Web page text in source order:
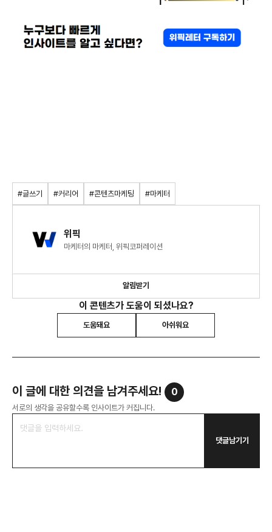
#글쓰기 #커리어 #콘텐츠마케팅 #마케터
위픽
마케터의 마케터, 위픽코퍼레이션
알림받기
이 콘텐츠가 도움이 되셨나요?
도움돼요 아쉬워요
이 글에 대한 의견을 남겨주세요! 0
서로의 생각을 공유할수록 인사이트가 커집니다.
댓글남기기